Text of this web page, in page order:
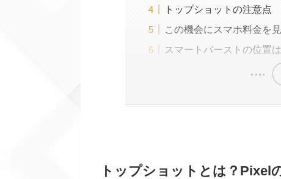
トップショットの注意点
この機会にスマホ料金を
スマートバーストの位置
トップショットとは？Pixel